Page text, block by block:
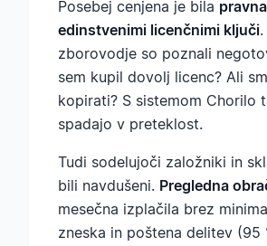
Posebej cenjena je bila
edinstvenimi licenčnimi ključi
zborovodje so poznali
sem kupil dovolj licenc? Ali
kopirati? S sistemom Chorilo
spadajo v preteklost.
Tudi sodelujoči založniki in
bili navdušeni. Pregledna
mesečna izplačila brez
zneska in poštena delitev (95